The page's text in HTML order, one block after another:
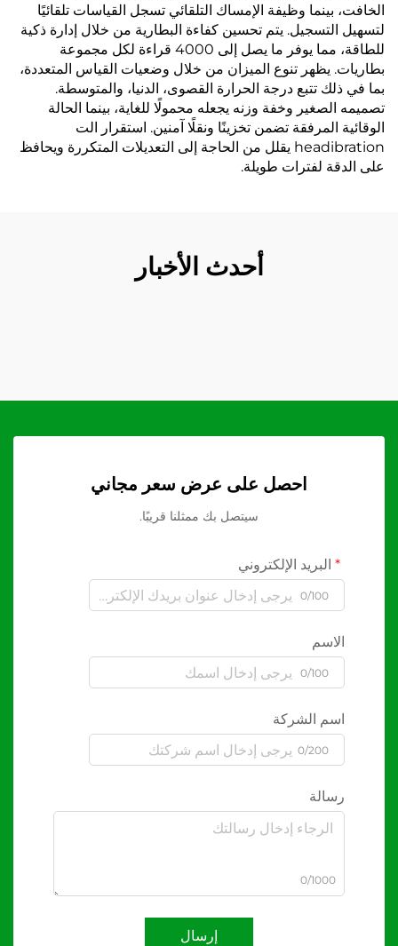
الخافت، بينما وظيفة الإمساك التلقائي تسجل القياسات تلقائيًا
لتسهيل التسجيل. يتم تحسين كفاءة البطارية من خلال إدارة ذكية
للطاقة، مما يوفر ما يصل إلى 4000 قراءة لكل مجموعة
بطاريات. يظهر تنوع الميزان من خلال وضعيات القياس المتعددة،
بما في ذلك تتبع درجة الحرارة القصوى، الدنيا، والمتوسطة.
تصميمه الصغير وخفة وزنه يجعله محمولًا للغاية، بينما الحالة
الوقائية المرفقة تضمن تخزينًا ونقلًا آمنين. استقرار الت
headibration يقلل من الحاجة إلى التعديلات المتكررة ويحافظ
على الدقة لفترات طويلة.
أحدث الأخبار
احصل على عرض سعر مجاني
سيتصل بك ممثلنا قريبًا.
البريد الإلكتروني
0/100
الاسم
0/100
اسم الشركة
0/200
رسالة
0/1000
إرسال